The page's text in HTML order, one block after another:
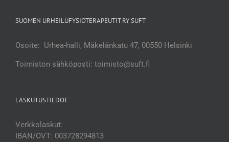
SUOMEN URHEILUFYSIOTERAPEUTIT RY SUFT
Osoite: Urhea-halli, Mäkelänkatu 47, 00550 Helsinki
Toimiston sähköposti: toimisto@suft.fi
LASKUTUSTIEDOT
Verkkolaskut:
IBAN/OVT: 003728294813